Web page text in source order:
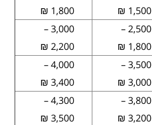
1,500 ₪
1,800 ₪
2,500 –
1,800 ₪
3,000 –
2,200 ₪
3,500 –
3,000 ₪
4,000 –
3,400 ₪
3,800 –
3,200 ₪
4,300 –
3,500 ₪